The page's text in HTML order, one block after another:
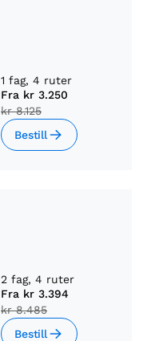
1 fag, 4 ruter
Fra kr 3.250
kr 8.125
Bestill
2 fag, 4 ruter
Fra kr 3.394
kr 8.485
Bestill